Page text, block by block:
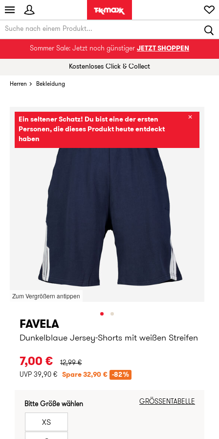
Sommer Sale: Jetzt noch günstiger JETZT SHOPPEN
Kostenloses Click & Collect
Herren Bekleidung
Ein seltener Schatz! Du bist eine der ersten
Personen, die dieses Produkt heute entdeckt
haben
✕
Zum Vergrößern antippen
FAVELA
Dunkelblaue Jersey-Shorts mit weißen Streifen
7,00 € URSPRÜNGLICHER PREIS:
12,99 €
UVP 39,90 €
Spare 32,90 € -82%
GRÖSSENTABELLE
Bitte Größe wählen
XS